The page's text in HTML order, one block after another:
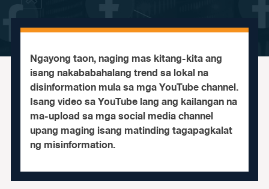
Ngayong taon, naging mas kitang-kita ang
isang nakababahalang trend sa lokal na
disinformation mula sa mga YouTube channel.
Isang video sa YouTube lang ang kailangan na
ma-upload sa mga social media channel
upang maging isang matinding tagapagkalat
ng misinformation.